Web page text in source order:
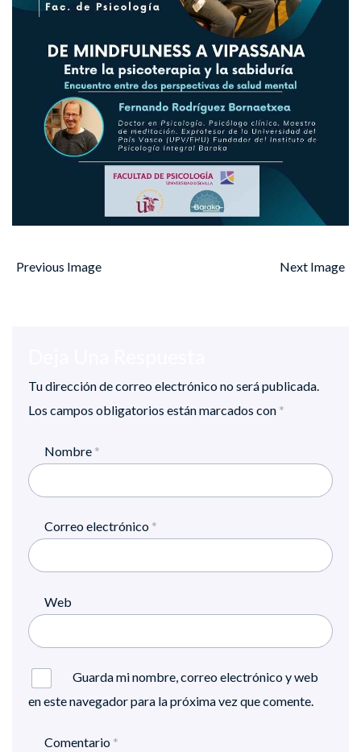
Previous Image Next Image
Tu dirección de correo electrónico no será publicada.
Los campos obligatorios están marcados con *
Nombre *
Correo electrónico *
Web
Guarda mi nombre, correo electrónico y web
en este navegador para la próxima vez que comente.
Comentario *